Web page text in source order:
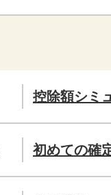
控除額シミ
初めての確